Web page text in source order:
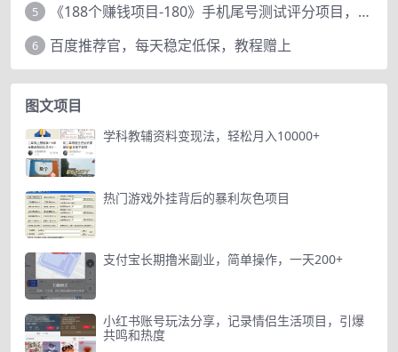
5 《188个赚钱项目-180》手机尾号测试评分项目，短视频直播日赚200+
6 百度推荐官，每天稳定低保，教程赠上
图文项目
学科教辅资料变现法，轻松月入10000+
热门游戏外挂背后的暴利灰色项目
支付宝长期撸米副业，简单操作，一天200+
小红书账号玩法分享，记录情侣生活项目，引爆
共鸣和热度